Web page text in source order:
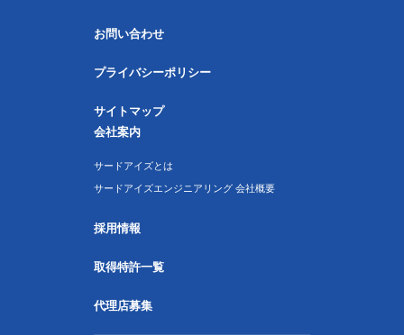
お問い合わせ
プライバシーポリシー
サイトマップ
会社案内
サードアイズとは
サードアイズエンジニアリング 会社概要
採用情報
取得特許一覧
代理店募集